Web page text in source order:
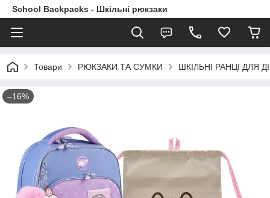
School Backpacks - Шкільні рюкзаки
Товари РЮКЗАКИ ТА СУМКИ ШКІЛЬНІ РАНЦІ ДЛЯ
–16%